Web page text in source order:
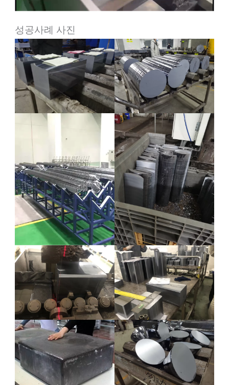
성공사례 사진